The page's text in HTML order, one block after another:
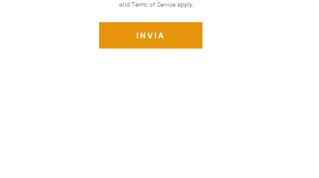
and Terms of Serviceapply.
INVIA